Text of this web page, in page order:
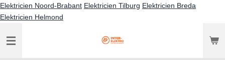
Elektricien Noord-Brabant Elektricien Tilburg Elektricien Breda
Elektricien Helmond
Ga
direct
de